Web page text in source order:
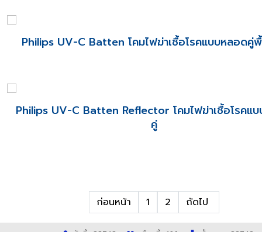
Philips UV-C Batten โคมไฟฆ่าเชื้อโรคแบบหลอดคู่
Philips UV-C Batten Reflector โคมไฟฆ่าเชื้อโรคแ
คู่
ก่อนหน้า 1 2 ถัดไป